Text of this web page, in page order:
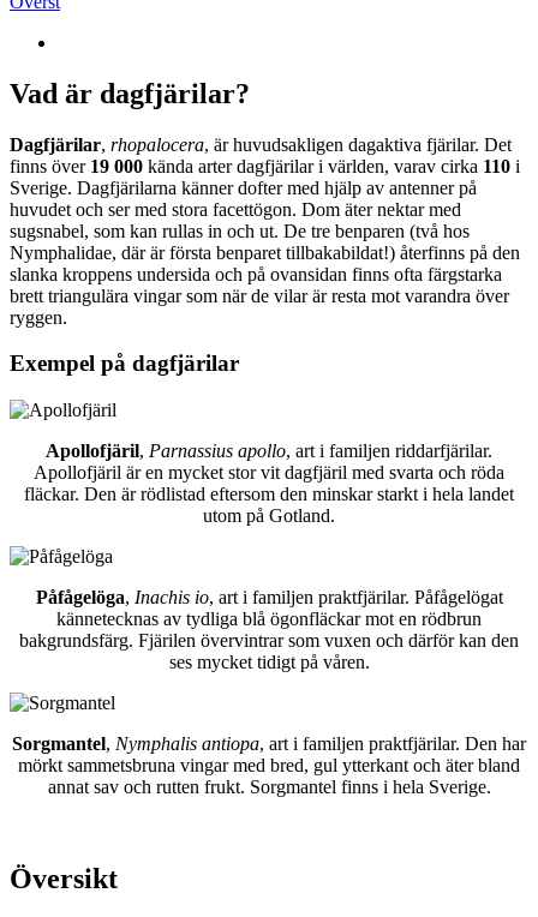
Vad är dagfjärilar?
Dagfjärilar, rhopalocera, är huvudsakligen dagaktiva fjärilar. Det
finns över 19 000 kända arter dagfjärilar i världen, varav cirka 110 i
Sverige. Dagfjärilarna känner dofter med hjälp av antenner på
huvudet och ser med stora facettögon. Dom äter nektar med
sugsnabel, som kan rullas in och ut. De tre benparen (två hos
Nymphalidae, där är första benparet tillbakabildat!) återfinns på den
slanka kroppens undersida och på ovansidan finns ofta färgstarka
brett triangulära vingar som när de vilar är resta mot varandra över
ryggen.
Exempel på dagfjärilar
Apollofjäril, Parnassius apollo, art i familjen riddarfjärilar.
Apollofjäril är en mycket stor vit dagfjäril med svarta och röda
fläckar. Den är rödlistad eftersom den minskar starkt i hela landet
utom på Gotland.
Påfågelöga, Inachis io, art i familjen praktfjärilar. Påfågelögat
kännetecknas av tydliga blå ögonfläckar mot en rödbrun
bakgrundsfärg. Fjärilen övervintrar som vuxen och därför kan den
ses mycket tidigt på våren.
Sorgmantel, Nymphalis antiopa, art i familjen praktfjärilar. Den har
mörkt sammetsbruna vingar med bred, gul ytterkant och äter bland
annat sav och rutten frukt. Sorgmantel finns i hela Sverige.
Översikt